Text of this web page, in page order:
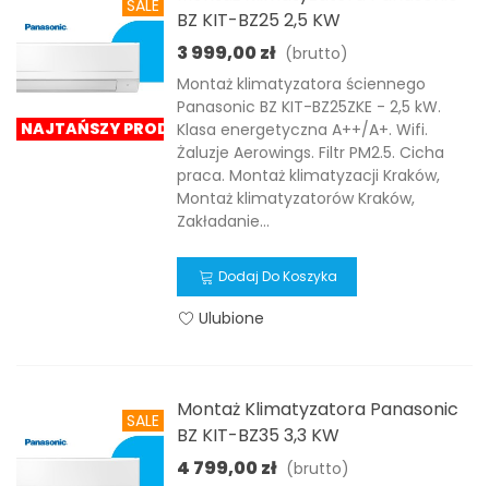
SALE
NAJTAŃSZY PRODUKT !!
BZ KIT-BZ25 2,5 KW
3 999,00 zł (brutto)
Montaż klimatyzatora ściennego
Panasonic BZ KIT-BZ25ZKE - 2,5 kW.
Klasa energetyczna A++/A+. Wifi.
Żaluzje Aerowings. Filtr PM2.5. Cicha
praca. Montaż klimatyzacji Kraków,
Montaż klimatyzatorów Kraków,
Zakładanie...
Dodaj Do Koszyka
Ulubione
SALE
Montaż Klimatyzatora Panasonic
BZ KIT-BZ35 3,3 KW
4 799,00 zł (brutto)